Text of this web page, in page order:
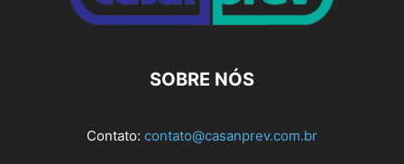
SOBRE NÓS
Contato: contato@casanprev.com.br